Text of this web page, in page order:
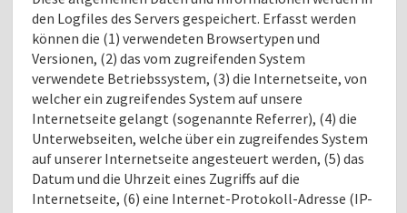
den Logfiles des Servers gespeichert. Erfasst werden
können die (1) verwendeten Browsertypen und
Versionen, (2) das vom zugreifenden System
verwendete Betriebssystem, (3) die Internetseite, von
welcher ein zugreifendes System auf unsere
Internetseite gelangt (sogenannte Referrer), (4) die
Unterwebseiten, welche über ein zugreifendes System
auf unserer Internetseite angesteuert werden, (5) das
Datum und die Uhrzeit eines Zugriffs auf die
Internetseite, (6) eine Internet-Protokoll-Adresse (IP-